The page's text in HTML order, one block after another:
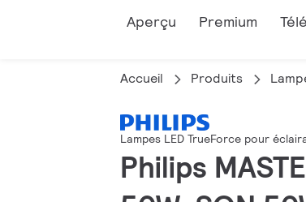
Aperçu Premium
Accueil Produits
Lampes LED TrueForce pour
Philips